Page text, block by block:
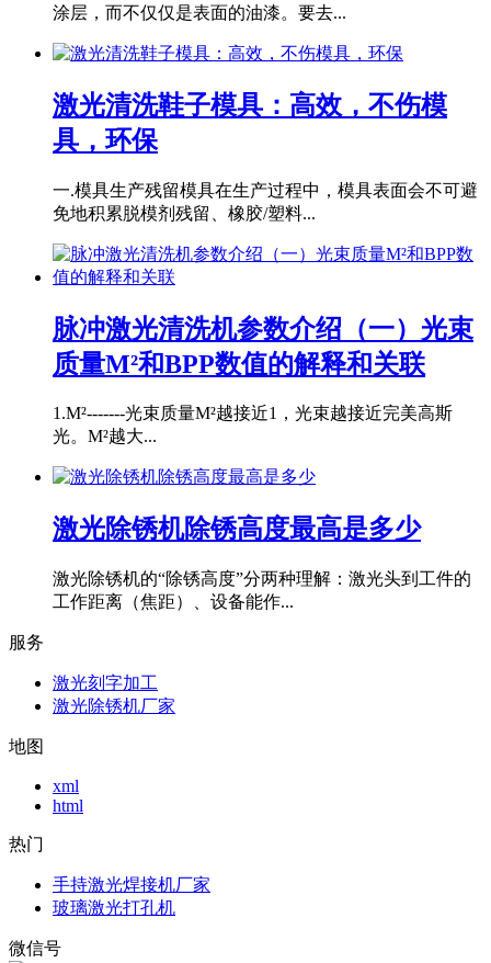
涂层，而不仅仅是表面的油漆。要去...
激光清洗鞋子模具：高效，不伤模
具，环保
一.模具生产残留模具在生产过程中，模具表面会不可避
免地积累脱模剂残留、橡胶/塑料...
脉冲激光清洗机参数介绍（一）光束
质量M²和BPP数值的解释和关联
1.M²-------光束质量M²越接近1，光束越接近完美高斯
光。M²越大...
激光除锈机除锈高度最高是多少
激光除锈机的“除锈高度”分两种理解：激光头到工件的
工作距离（焦距）、设备能作...
服务
激光刻字加工
激光除锈机厂家
地图
xml
html
热门
手持激光焊接机厂家
玻璃激光打孔机
微信号